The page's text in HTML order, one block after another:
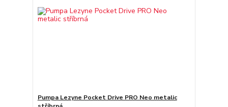
Pumpa Lezyne Pocket Drive PRO Neo metalic